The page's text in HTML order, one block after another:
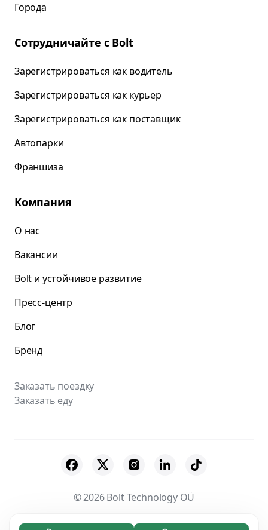
Города
Сотрудничайте с Bolt
Зарегистрироваться как водитель
Зарегистрироваться как курьер
Зарегистрироваться как поставщик
Автопарки
Франшиза
Компания
О нас
Вакансии
Bolt и устойчивое развитие
Пресс-центр
Блог
Бренд
Заказать поездку
Заказать еду
© 2026 Bolt Technology OÜ